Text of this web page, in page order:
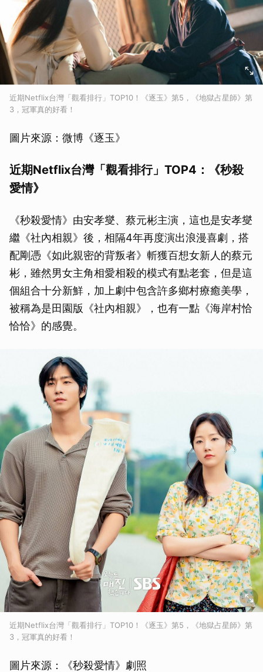
近期Netflix台灣「觀看排行」TOP10！《逐玉》第5，《地獄占星師》第
3，冠軍真的好看！
圖片來源：微博《逐玉》
近期Netflix台灣「觀看排行」TOP4：《秒殺
愛情》
《秒殺愛情》由安孝燮、蔡元彬主演，這也是安孝燮
繼《社內相親》後，相隔4年再度演出浪漫喜劇，搭
配剛憑《如此親密的背叛者》斬獲百想女新人的蔡元
彬，雖然男女主角相愛相殺的模式有點老套，但是這
個組合十分新鮮，加上劇中包含許多鄉村療癒美學，
被稱為是田園版《社內相親》，也有一點《海岸村恰
恰恰》的感覺。
近期Netflix台灣「觀看排行」TOP10！《逐玉》第5，《地獄占星師》第
3，冠軍真的好看！
圖片來源：《秒殺愛情》劇照